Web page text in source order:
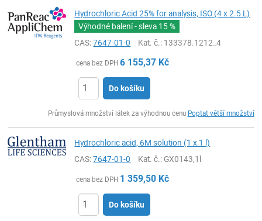
Hydrochloric Acid 25% for analysis, ISO (4 x 2.5 L)
Výhodné balení - sleva 15 %
CAS:7647-01-0 Kat. č.: 133378.1212_4
cena bez DPH 6 155,37 Kč
Do košíku
Průmyslová množství látek za výhodnou cenu Poptat větší množství
Hydrochloric acid, 6M solution (1 x 1 l)
CAS:7647-01-0 Kat. č.: GX0143,1l
cena bez DPH 1 359,50 Kč
Do košíku